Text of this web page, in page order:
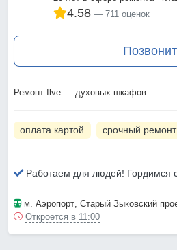
4.58 711 оценок
Ремонт Ilve — духовых шкафов
оплата картой срочный ремонт
Работаем для людей! Гордимся
м. Аэропорт , Старый Зыковский
Откроется в 11:00